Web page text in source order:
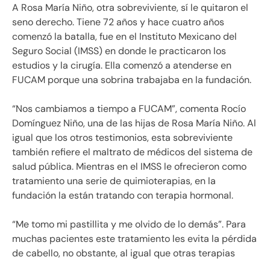
A Rosa María Niño, otra sobreviviente, sí le quitaron el
seno derecho. Tiene 72 años y hace cuatro años
comenzó la batalla, fue en el Instituto Mexicano del
Seguro Social (IMSS) en donde le practicaron los
estudios y la cirugía. Ella comenzó a atenderse en
FUCAM porque una sobrina trabajaba en la fundación.
“Nos cambiamos a tiempo a FUCAM”, comenta Rocío
Domínguez Niño, una de las hijas de Rosa María Niño. Al
igual que los otros testimonios, esta sobreviviente
también refiere el maltrato de médicos del sistema de
salud pública. Mientras en el IMSS le ofrecieron como
tratamiento una serie de quimioterapias, en la
fundación la están tratando con terapia hormonal.
“Me tomo mi pastillita y me olvido de lo demás”. Para
muchas pacientes este tratamiento les evita la pérdida
de cabello, no obstante, al igual que otras terapias